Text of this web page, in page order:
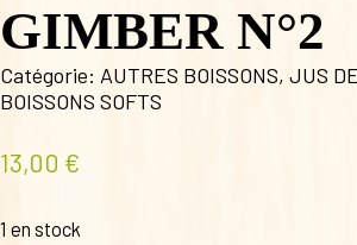
GIMBER N°2
Catégorie: AUTRES BOISSONS, JUS
BOISSONS SOFTS
13,00 €
1 en stock